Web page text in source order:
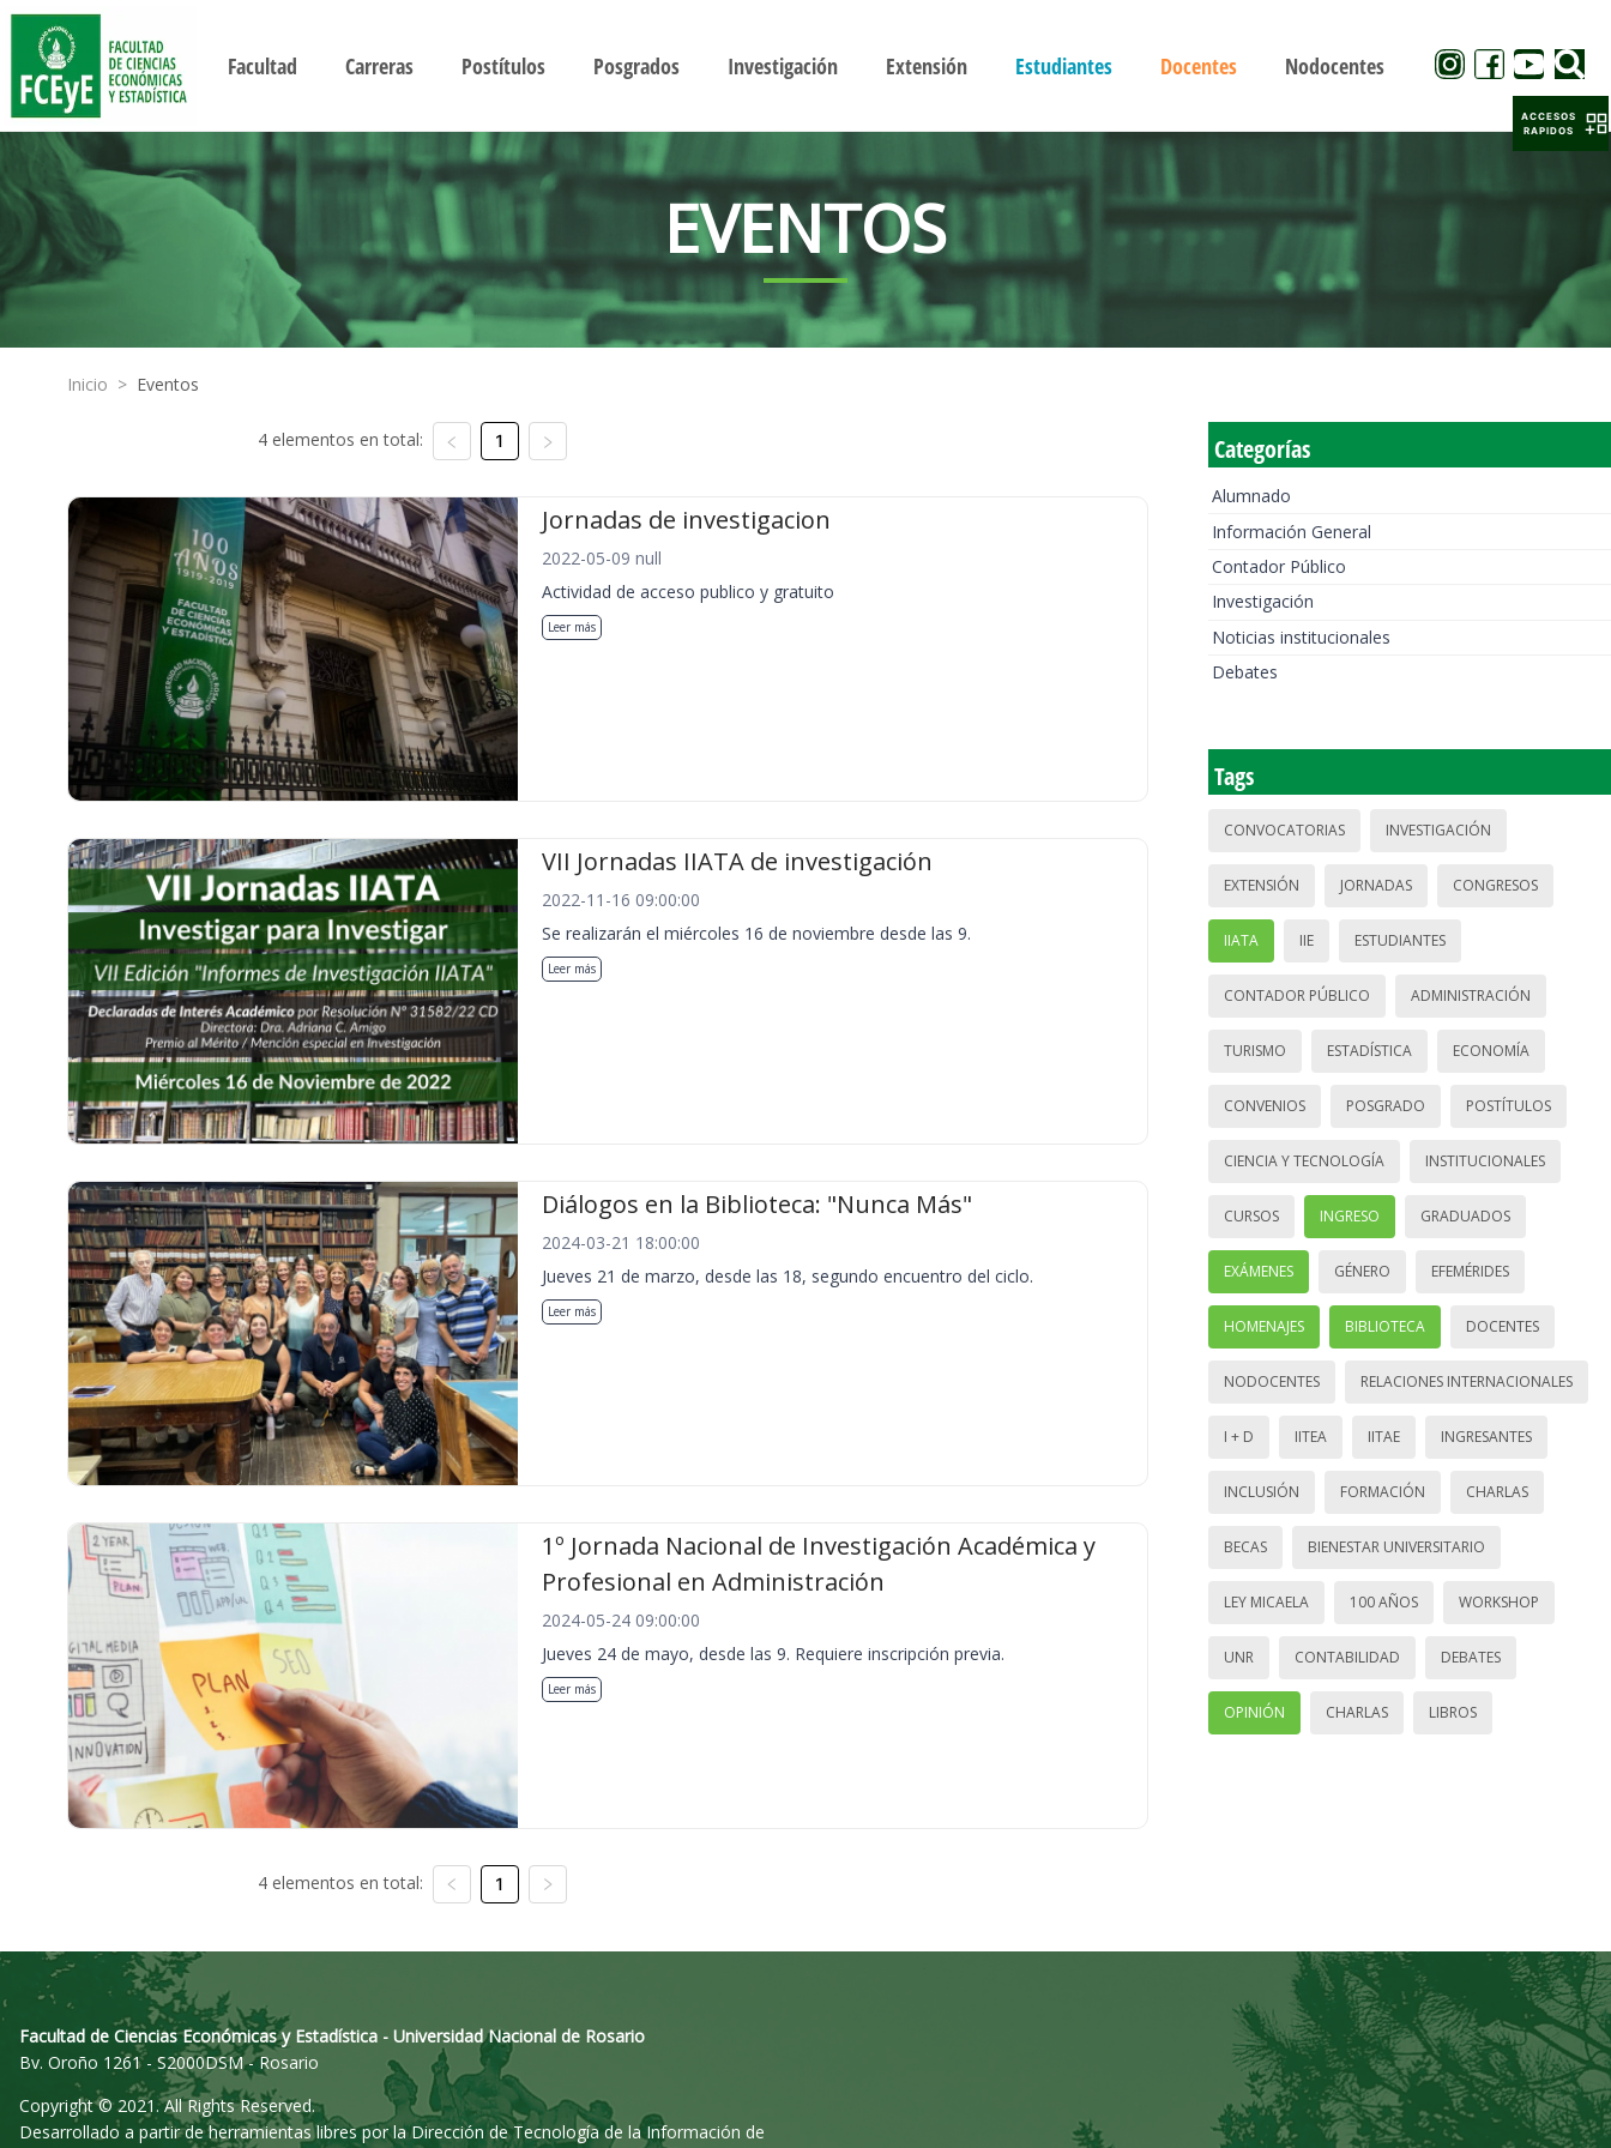
Facultad Carreras Postítulos Posgrados Investigación Extensión Estudiantes Docentes Nodocentes
EVENTOS
Inicio > Eventos
4 elementos en total: 1
Jornadas de investigacion
2022-05-09 null
Actividad de acceso publico y gratuito
Leer más
VII Jornadas IIATA de investigación
2022-11-16 09:00:00
Se realizarán el miércoles 16 de noviembre desde las 9.
Leer más
Diálogos en la Biblioteca: "Nunca Más"
2024-03-21 18:00:00
Jueves 21 de marzo, desde las 18, segundo encuentro del ciclo.
Leer más
1º Jornada Nacional de Investigación Académica y
Profesional en Administración
2024-05-24 09:00:00
Jueves 24 de mayo, desde las 9. Requiere inscripción previa.
Leer más
4 elementos en total: 1
Categorías
Alumnado
Información General
Contador Público
Investigación
Noticias institucionales
Debates
Tags
CONVOCATORIAS INVESTIGACIÓN
EXTENSIÓN JORNADAS CONGRESOS
IIATA IIE ESTUDIANTES
CONTADOR PÚBLICO ADMINISTRACIÓN
TURISMO ESTADÍSTICA ECONOMÍA
CONVENIOS POSGRADO POSTÍTULOS
CIENCIA Y TECNOLOGÍA INSTITUCIONALES
CURSOS INGRESO GRADUADOS
EXÁMENES GÉNERO EFEMÉRIDES
HOMENAJES BIBLIOTECA DOCENTES
NODOCENTES RELACIONES INTERNACIONALES
I + D IITEA IITAE INGRESANTES
INCLUSIÓN FORMACIÓN CHARLAS
BECAS BIENESTAR UNIVERSITARIO
LEY MICAELA 100 AÑOS WORKSHOP
UNR CONTABILIDAD DEBATES
OPINIÓN CHARLAS LIBROS
Facultad de Ciencias Económicas y Estadística - Universidad Nacional de Rosario
Bv. Oroño 1261 - S2000DSM - Rosario
Copyright © 2021. All Rights Reserved.
Desarrollado a partir de herramientas libres por la Dirección de Tecnología de la Información de
ACCESOS
RAPIDOS